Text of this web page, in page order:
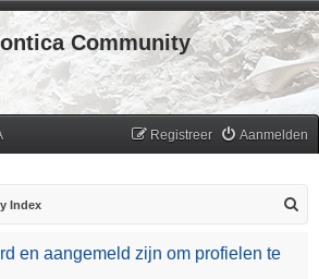
Community
Aanmelden
Registreer
Index
en aangemeld zijn om profielen te